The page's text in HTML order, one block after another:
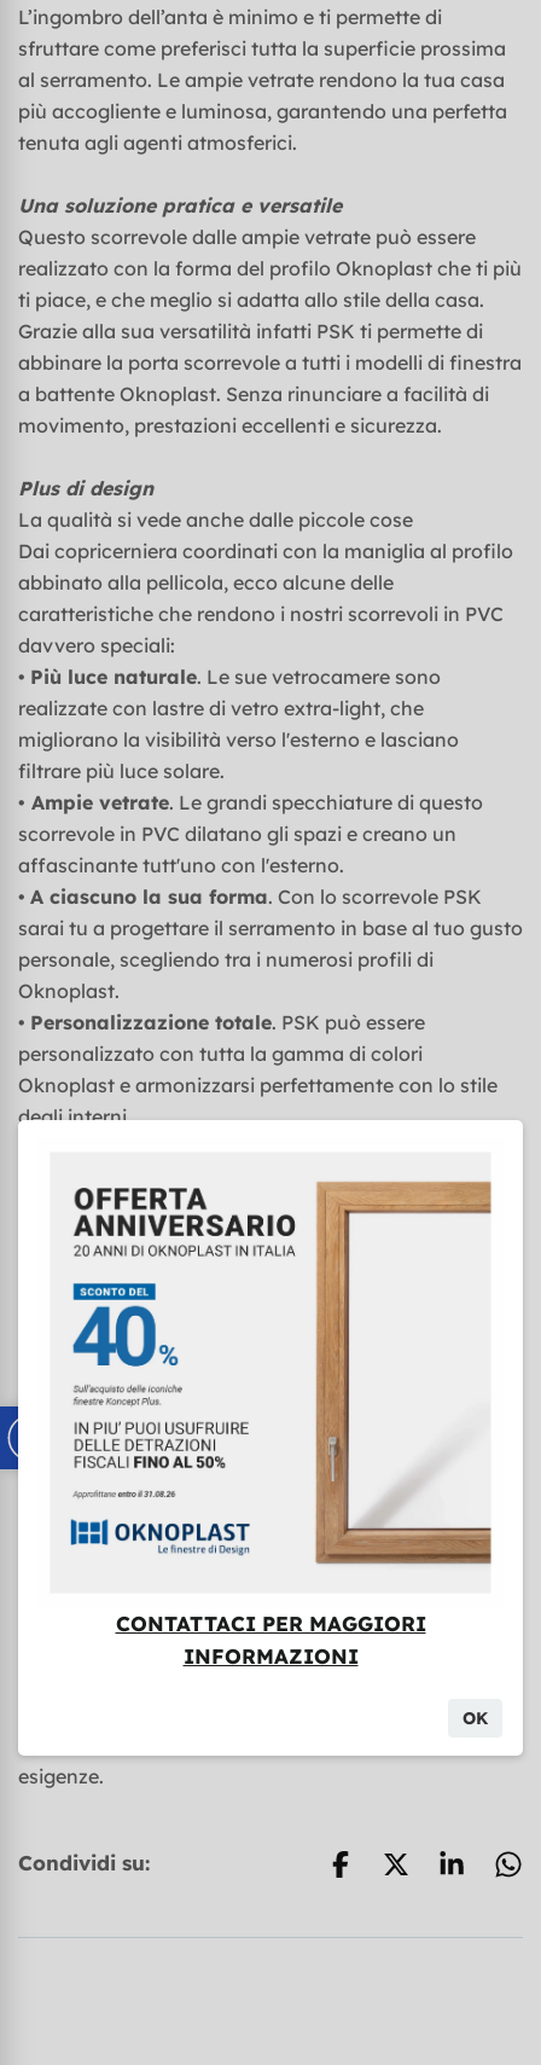
L’ingombro dell’anta è minimo e ti permette di
sfruttare come preferisci tutta la superficie prossima
al serramento. Le ampie vetrate rendono la tua casa
più accogliente e luminosa, garantendo una perfetta
tenuta agli agenti atmosferici.
Una soluzione pratica e versatile
Questo scorrevole dalle ampie vetrate può essere
realizzato con la forma del profilo Oknoplast che ti più
ti piace, e che meglio si adatta allo stile della casa.
Grazie alla sua versatilità infatti PSK ti permette di
abbinare la porta scorrevole a tutti i modelli di finestra
a battente Oknoplast. Senza rinunciare a facilità di
movimento, prestazioni eccellenti e sicurezza.
Plus di design
La qualità si vede anche dalle piccole cose
Dai copricerniera coordinati con la maniglia al profilo
abbinato alla pellicola, ecco alcune delle
caratteristiche che rendono i nostri scorrevoli in PVC
davvero speciali:
• Più luce naturale. Le sue vetrocamere sono
realizzate con lastre di vetro extra-light, che
migliorano la visibilità verso l'esterno e lasciano
filtrare più luce solare.
• Ampie vetrate. Le grandi specchiature di questo
scorrevole in PVC dilatano gli spazi e creano un
affascinante tutt'uno con l'esterno.
• A ciascuno la sua forma. Con lo scorrevole PSK
sarai tu a progettare il serramento in base al tuo gusto
personale, scegliendo tra i numerosi profili di
Oknoplast.
• Personalizzazione totale. PSK può essere
personalizzato con tutta la gamma di colori
Oknoplast e armonizzarsi perfettamente con lo stile
degli interni.
PSK si possono realizzare sia porte balcone che
finestre.
Fluidità di movimento
La ferramenta di alta qualità consente sempre una
movimentazione agevole delle ante, anche in caso di
grandi realizzazioni.
Sicurezza di alto livello
Lo scorrevole PSK offre già di serie un’efficace
protezione per te e la tua casa, che puoi aumentare
equipaggiando le dotazioni antieffrazione in classe
Isolamento eccellente
ritrova anche nelle prestazioni. Potrai scegliere profili
esigenze.
Condividi su:
CONTATTACI PER MAGGIORI
INFORMAZIONI
OK